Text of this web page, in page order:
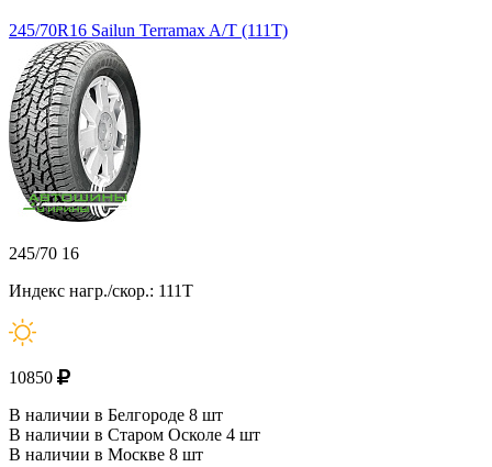
245/70R16 Sailun Terramax A/T (111T)
245/70 16
Индекс нагр./скор.: 111T
10850
В наличии в Белгороде 8 шт
В наличии в Старом Осколе 4 шт
В наличии в Москве 8 шт